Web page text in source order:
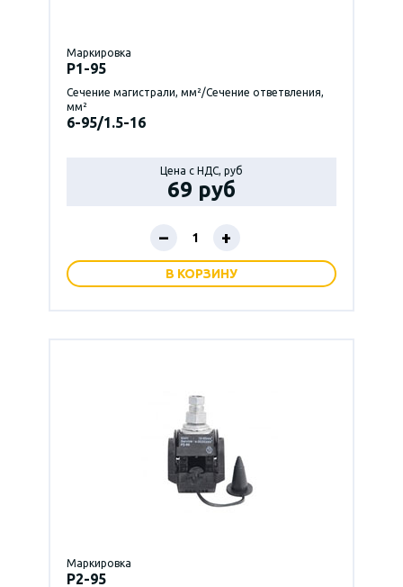
Маркировка
P1-95
Сечение магистрали, мм²/Сечение ответвления,
мм²
6-95/1.5-16
Цена с НДС, руб
69 руб
– +
В КОРЗИНУ
Маркировка
P2-95